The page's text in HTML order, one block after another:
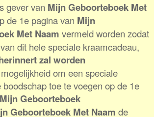
gever van Mijn Geboorteboek Met
de 1e pagina van Mijn
Met Naam vermeld worden zodat
dit hele speciale kraamcadeau,
zal worden
om een speciale
boodschap toe te voegen op de 1e
Mijn Geboorteboek
Geboorteboek Met Naam de